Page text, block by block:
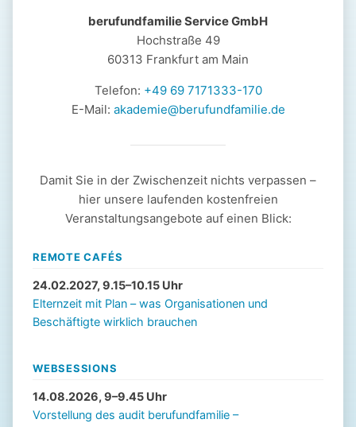
berufundfamilie Service GmbH
Hochstraße 49
60313 Frankfurt am Main
Telefon: +49 69 7171333-170
E-Mail: akademie@berufundfamilie.de
Damit Sie in der Zwischenzeit nichts verpassen –
hier unsere laufenden kostenfreien
Veranstaltungsangebote auf einen Blick:
REMOTE CAFÉS
24.02.2027, 9.15–10.15 Uhr
Elternzeit mit Plan – was Organisationen und
Beschäftigte wirklich brauchen
WEBSESSIONS
14.08.2026, 9–9.45 Uhr
Vorstellung des audit berufundfamilie –